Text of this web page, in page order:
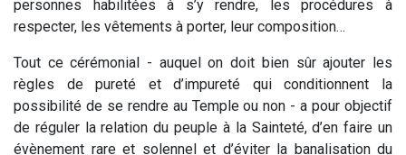
personnes habilitées à s’y rendre, les procédures à
respecter, les vêtements à porter, leur composition…
Tout ce cérémonial - auquel on doit bien sûr ajouter les
règles de pureté et d’impureté qui conditionnent la
possibilité de se rendre au Temple ou non - a pour objectif
de réguler la relation du peuple à la Sainteté, d’en faire un
évènement rare et solennel et d’éviter la banalisation du